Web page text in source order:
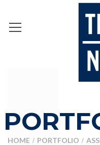
HOME PORTFOLIO